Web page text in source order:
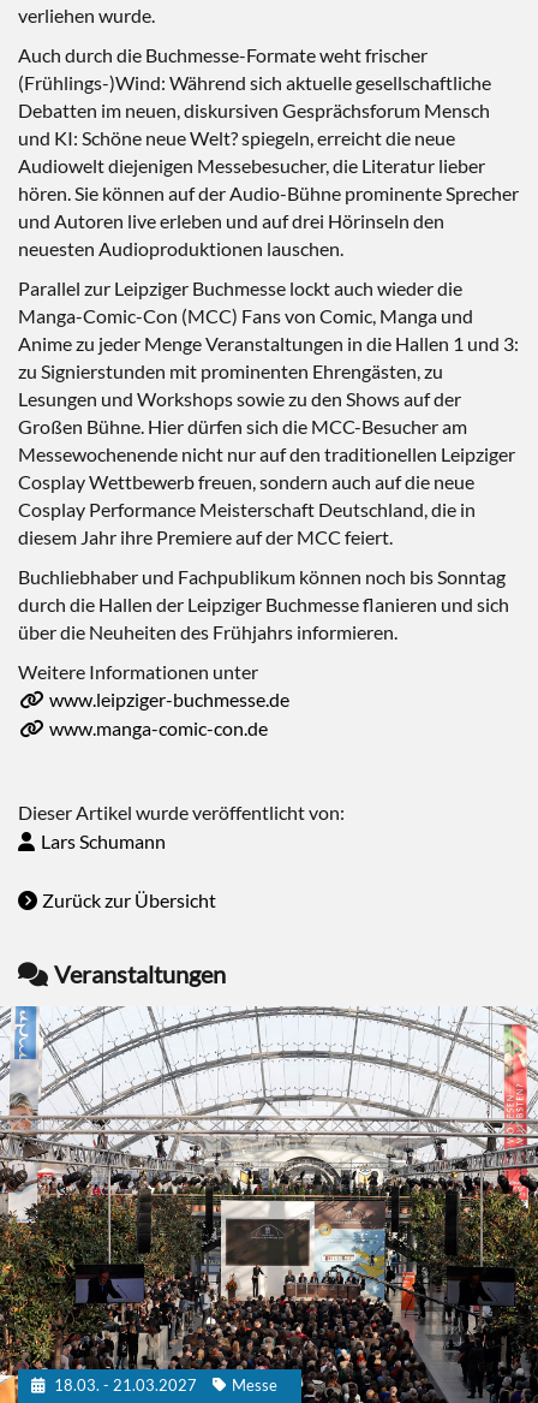
verliehen wurde.
Auch durch die Buchmesse-Formate weht frischer
(Frühlings-)Wind: Während sich aktuelle gesellschaftliche
Debatten im neuen, diskursiven Gesprächsforum Mensch
und KI: Schöne neue Welt? spiegeln, erreicht die neue
Audiowelt diejenigen Messebesucher, die Literatur lieber
hören. Sie können auf der Audio-Bühne prominente Sprecher
und Autoren live erleben und auf drei Hörinseln den
neuesten Audioproduktionen lauschen.
Parallel zur Leipziger Buchmesse lockt auch wieder die
Manga-Comic-Con (MCC) Fans von Comic, Manga und
Anime zu jeder Menge Veranstaltungen in die Hallen 1 und 3:
zu Signierstunden mit prominenten Ehrengästen, zu
Lesungen und Workshops sowie zu den Shows auf der
Großen Bühne. Hier dürfen sich die MCC-Besucher am
Messewochenende nicht nur auf den traditionellen Leipziger
Cosplay Wettbewerb freuen, sondern auch auf die neue
Cosplay Performance Meisterschaft Deutschland, die in
diesem Jahr ihre Premiere auf der MCC feiert.
Buchliebhaber und Fachpublikum können noch bis Sonntag
durch die Hallen der Leipziger Buchmesse flanieren und sich
über die Neuheiten des Frühjahrs informieren.
Weitere Informationen unter
www.leipziger-buchmesse.de
www.manga-comic-con.de
Dieser Artikel wurde veröffentlicht von:
Lars Schumann
Zurück zur Übersicht
Veranstaltungen
18.03. - 21.03.2027
Messe